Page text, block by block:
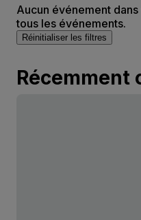
Aucun événement
tous les événements.
Réinitialiser les filtres
Récemment